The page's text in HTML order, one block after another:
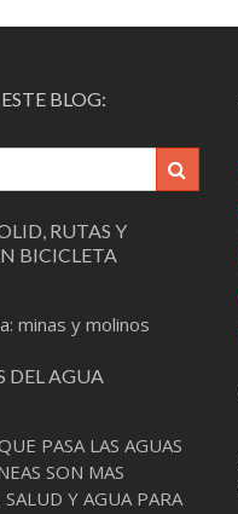
BLOG:
RUTAS Y
BICICLETA
minas y molinos
DEL AGUA
PASA LAS AGUAS
SON MAS
SALUD Y AGUA PARA